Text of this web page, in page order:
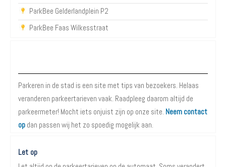
ParkBee Gelderlandplein P2
ParkBee Faas Wilkesstraat
Parkeren in de stad is een site met tips van bezoekers. Helaas
veranderen parkeertarieven vaak. Raadpleeg daarom altijd de
parkeermeter! Mocht iets onjuist zijn op onze site. Neem contact
op dan passen wij het zo spoedig mogelijk aan.
Let op